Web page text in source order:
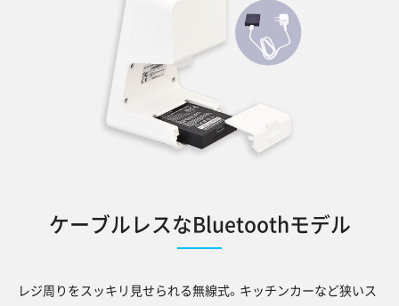
ケーブルレスなBluetoothモデル
レジ周りをスッキリ見せられる無線式。キッチンカーなど狭いス